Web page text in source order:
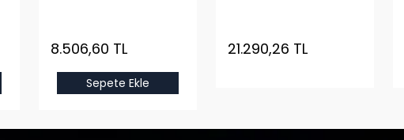
8.506,60 TL
Sepete Ekle
21.290,26 TL